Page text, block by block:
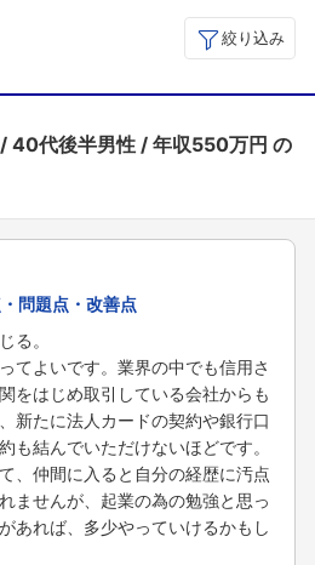
絞り込み
40代後半男性 年収550万円 の
問題点・改善点
る。
てよいです。業界の中でも信用さ
をはじめ取引している会社からも
新たに法人カードの契約や銀行口
も結んでいただけないほどです。
、仲間に入ると自分の経歴に汚点
ませんが、起業の為の勉強と思っ
あれば、多少やっていけるかもし